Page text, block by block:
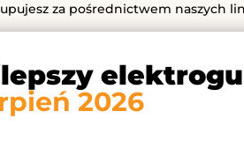
za pośrednictwem naszych
2026